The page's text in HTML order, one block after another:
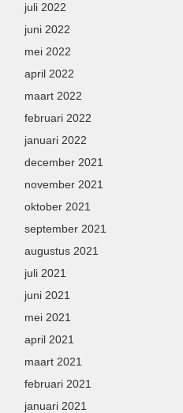
juli 2022
juni 2022
mei 2022
april 2022
maart 2022
februari 2022
januari 2022
december 2021
november 2021
oktober 2021
september 2021
augustus 2021
juli 2021
juni 2021
mei 2021
april 2021
maart 2021
februari 2021
januari 2021